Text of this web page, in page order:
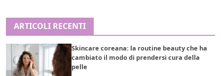
ARTICOLI RECENTI
Skincare coreana: la routine beauty che ha
cambiato il modo di prendersi cura della
pelle